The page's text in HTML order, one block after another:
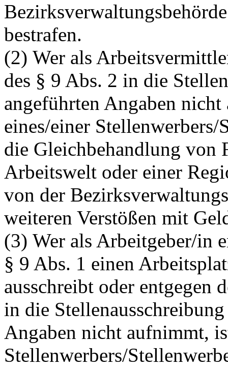
bestrafen.
(2) Wer als
des § 9 Abs. 2 in die
angeführten Angaben
eines/einer
die Gleichbehandlung von
Arbeitswelt oder einer
von der
weiteren Verstößen mit
(3) Wer als Arbeitgeber/in
§ 9 Abs. 1 einen
ausschreibt oder entgegen
in die
Angaben nicht aufnimmt,
Stellenwerbers/